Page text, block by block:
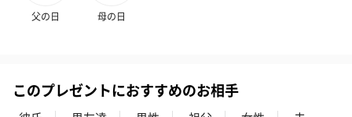
父の日 母の日
このプレゼントにおすすめのお相手